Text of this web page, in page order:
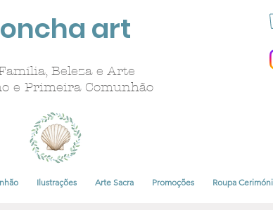
art
Beleza e Arte
e Primeira Comunhão
Ilustrações Arte Sacra Promoções Roupa